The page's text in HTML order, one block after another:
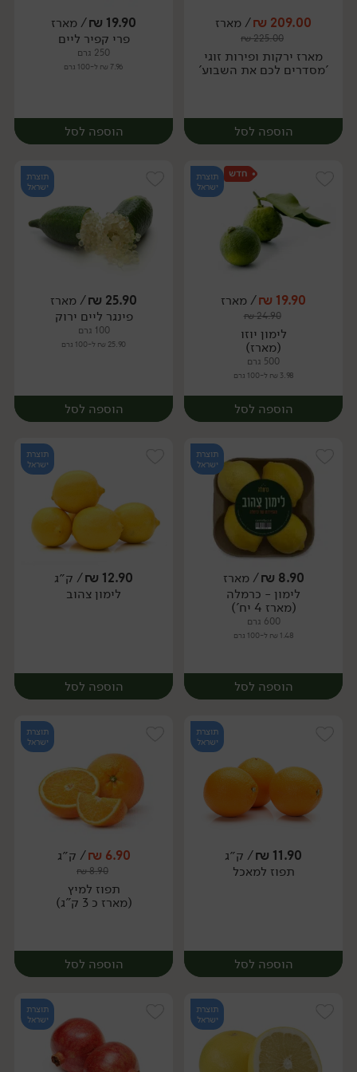
יח׳ ק״ג יח׳ ק״ג
209.00
₪/ מארז
225.00
₪
מארז ירקות ופירות זוגי
'מסדרים לכם את השבוע'
הוספה לסל
מארז
19.90
₪/ מארז
פרי קפיר ליים
250 גרם
7.96 ₪ ל-100 גרם
הוספה לסל
מארז
תוצרת
ישראל
19.90
₪/ מארז
24.90
₪
לימון יוזו
(מארז)
500 גרם
3.98 ₪ ל-100 גרם
הוספה לסל
מארז
תוצרת
ישראל
25.90
₪/ מארז
פינגר ליים ירוק
100 גרם
25.90 ₪ ל-100 גרם
הוספה לסל
מארז
תוצרת
ישראל
8.90
₪/ מארז
לימון - כרמלה
(מארז 4 יח')
600 גרם
1.48 ₪ ל-100 גרם
הוספה לסל
מארז
תוצרת
ישראל
12.90
₪/ ק״ג
לימון צהוב
הוספה לסל
תוצרת
ישראל
11.90
₪/ ק״ג
תפוז למאכל
הוספה לסל
תוצרת
ישראל
6.90
₪/ ק״ג
8.90
₪
תפוז למיץ
(מארז כ 3 ק"ג)
הוספה לסל
תוצרת
ישראל
תוצרת
ישראל